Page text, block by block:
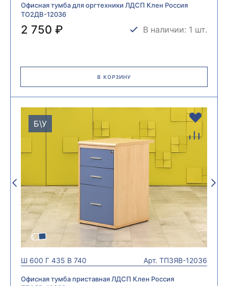
Офисная тумба для оргтехники ЛДСП Клен Россия
ТО2ДВ-12036
2 750 ₽ В наличии: 1 шт.
В КОРЗИНУ
Б\У
Ш 600 Г 435 В 740 Арт. ТП3ЯВ-12036
Офисная тумба приставная ЛДСП Клен Россия